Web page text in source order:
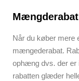
Mængderabat
Når du køber mere
mængederabat.
ophæng dvs. der er
rabatten glæder